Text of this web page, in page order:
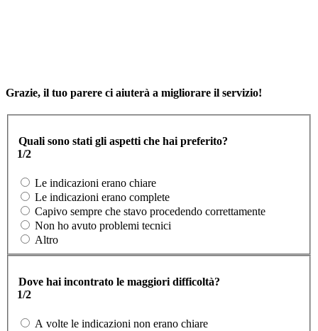
Grazie, il tuo parere ci aiuterà a migliorare il servizio!
Quali sono stati gli aspetti che hai preferito?
1/2
Le indicazioni erano chiare
Le indicazioni erano complete
Capivo sempre che stavo procedendo correttamente
Non ho avuto problemi tecnici
Altro
Dove hai incontrato le maggiori difficoltà?
1/2
A volte le indicazioni non erano chiare